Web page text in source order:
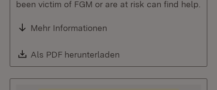
been victim of FGM or are at risk can find help.
Mehr Informationen
Download:
Als PDF herunterladen